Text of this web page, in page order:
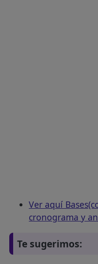
Ver aquí
cronograma y
Te sugerimos: